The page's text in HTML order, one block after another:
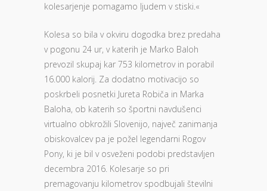
kolesarjenje pomagamo ljudem v stiski.«
Kolesa so bila v okviru dogodka brez predaha
v pogonu 24 ur, v katerih je Marko Baloh
prevozil skupaj kar 753 kilometrov in porabil
16.000 kalorij. Za dodatno motivacijo so
poskrbeli posnetki Jureta Robiča in Marka
Baloha, ob katerih so športni navdušenci
virtualno obkrožili Slovenijo, največ zanimanja
obiskovalcev pa je požel legendarni Rogov
Pony, ki je bil v osveženi podobi predstavljen
decembra 2016. Kolesarje so pri
premagovanju kilometrov spodbujali številni